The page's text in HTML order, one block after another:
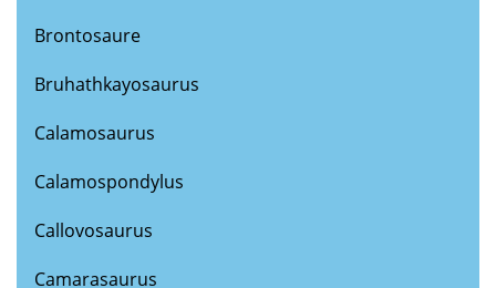
Brontosaure
Bruhathkayosaurus
Calamosaurus
Calamospondylus
Callovosaurus
Camarasaurus